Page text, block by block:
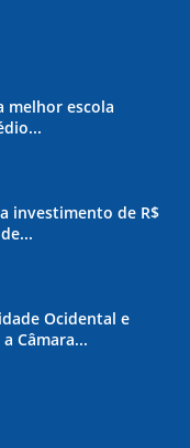
melhor escola
investimento de R$
Ocidental e
Câmara...